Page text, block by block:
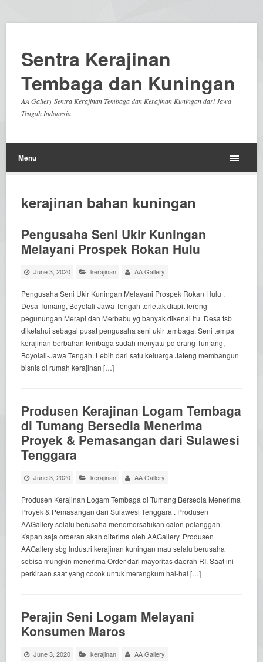
Sentra Kerajinan
Tembaga dan Kuningan
AA Gallery Sentra Kerajinan Tembaga dan Kerajinan Kuningan dari Jawa
Tengah Indonesia
Menu
kerajinan bahan kuningan
Pengusaha Seni Ukir Kuningan
Melayani Prospek Rokan Hulu
June 3, 2020 kerajinan AA Gallery
Pengusaha Seni Ukir Kuningan Melayani Prospek Rokan Hulu .
Desa Tumang, Boyolali-Jawa Tengah terletak diapit lereng
pegunungan Merapi dan Merbabu yg banyak dikenal itu. Desa tsb
diketahui sebagai pusat pengusaha seni ukir tembaga. Seni tempa
kerajinan berbahan tembaga sudah menyatu pd orang Tumang,
Boyolali-Jawa Tengah. Lebih dari satu keluarga Jateng membangun
bisnis di rumah kerajinan […]
Produsen Kerajinan Logam Tembaga
di Tumang Bersedia Menerima
Proyek & Pemasangan dari Sulawesi
Tenggara
June 3, 2020 kerajinan AA Gallery
Produsen Kerajinan Logam Tembaga di Tumang Bersedia Menerima
Proyek & Pemasangan dari Sulawesi Tenggara . Produsen
AAGallery selalu berusaha menomorsatukan calon pelanggan.
Kapan saja orderan akan diterima oleh AAGallery. Produsen
AAGallery sbg Industri kerajinan kuningan mau selalu berusaha
sebisa mungkin menerima Order dari mayoritas daerah RI. Saat ini
perkiraan saat yang cocok untuk merangkum hal-hal […]
Perajin Seni Logam Melayani
Konsumen Maros
June 3, 2020 kerajinan AA Gallery